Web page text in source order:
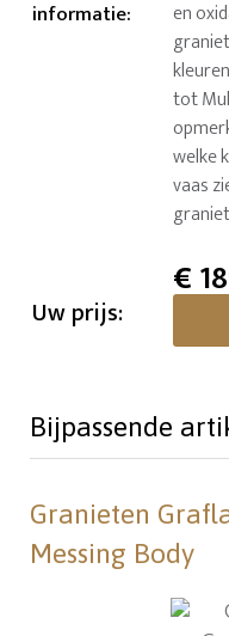
informatie:
en
tot
welke
vaas
Uw prijs:
€
Bijpassende
Granieten
Messing Body